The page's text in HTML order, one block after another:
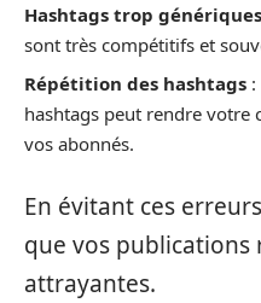
Hashtags trop génériques
sont très compétitifs et
Répétition des hashtags
hashtags peut rendre votre
vos abonnés.
En évitant ces
que vos
attrayantes.